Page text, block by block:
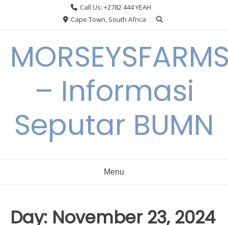
Call Us: +2782 444 YEAH
Cape Town, South Africa
– Informasi
Seputar BUMN
Menu
Day: November 23, 2024